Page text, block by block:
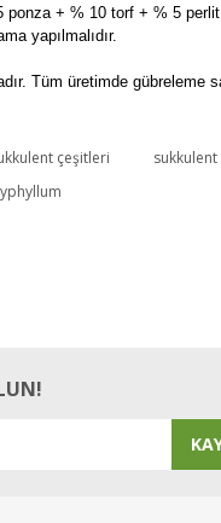
+ % 10 torf + % 5
yapılmalıdır.
Tüm üretimde gübreleme
çeşitleri